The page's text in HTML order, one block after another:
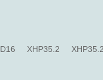
XHP35.2